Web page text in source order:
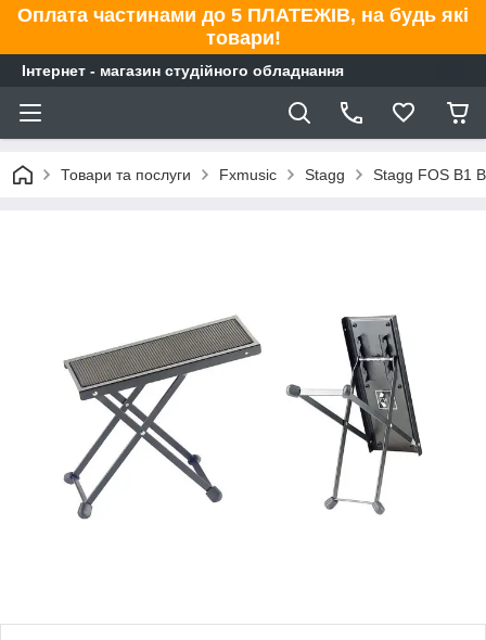
Оплата частинами до 5 ПЛАТЕЖІВ, на будь які
товари!
Інтернет - магазин студійного обладнання
Товари та послуги Fxmusic Stagg Stagg FOS B1